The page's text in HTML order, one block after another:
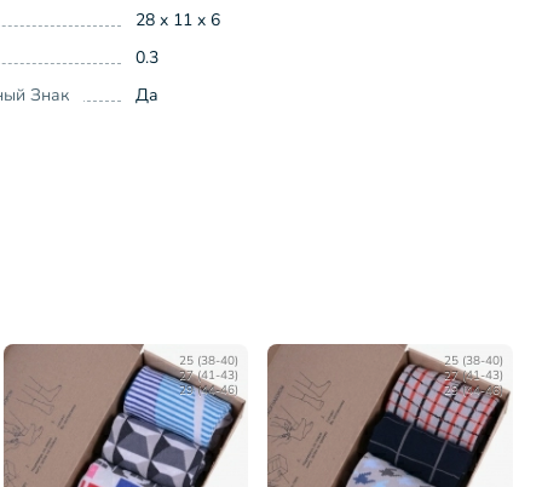
28 x 11 x 6
0.3
Знак
Да
25 (38-40)
27 (41-43)
29 (44-46)
25 (38-40)
27 (41-43)
29 (44-46)